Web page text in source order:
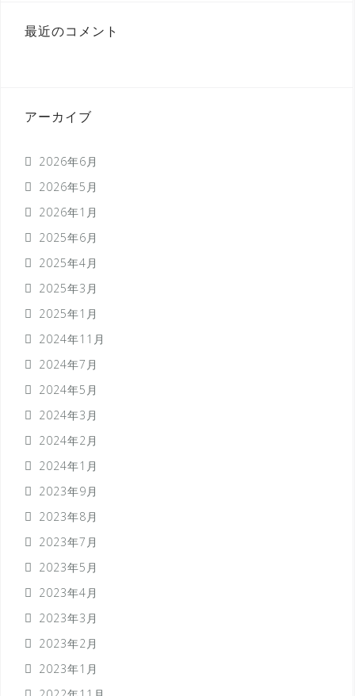
最近のコメント
アーカイブ
2026年6月
2026年5月
2026年1月
2025年6月
2025年4月
2025年3月
2025年1月
2024年11月
2024年7月
2024年5月
2024年3月
2024年2月
2024年1月
2023年9月
2023年8月
2023年7月
2023年5月
2023年4月
2023年3月
2023年2月
2023年1月